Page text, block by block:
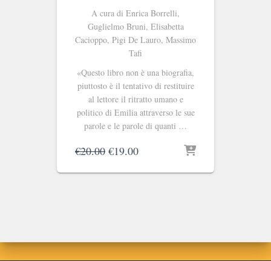
A cura di Enrica Borrelli,
Guglielmo Bruni, Elisabetta
Cacioppo, Pigi De Lauro, Massimo
Tafi
«Questo libro non è una biografia,
piuttosto è il tentativo di restituire
al lettore il ritratto umano e
politico di Emilia attraverso le sue
parole e le parole di quanti …
€20.00 Il
originale
€19.00Il
attuale